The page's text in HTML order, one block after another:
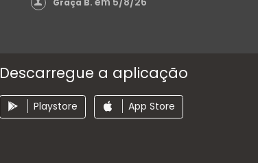
Graça B.
Descarregue a aplicação
Playstore App Store